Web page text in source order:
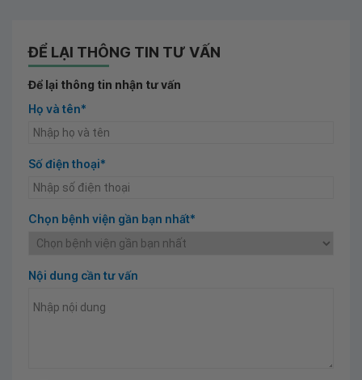
ĐỂ LẠI THÔNG TIN TƯ VẤN
Để lại thông tin nhận tư vấn
Họ và tên*
Số điện thoại*
Chọn bệnh viện gần bạn nhất*
Nội dung cần tư vấn